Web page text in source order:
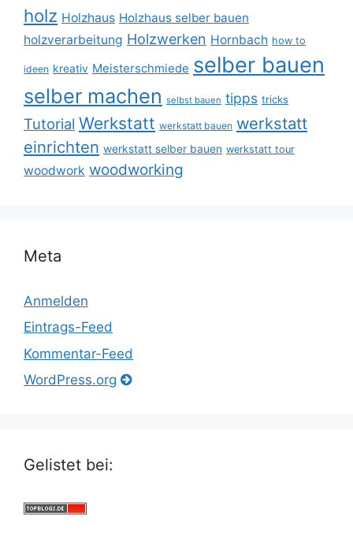
holz Holzhaus Holzhaus selber bauen
holzverarbeitung Holzwerken Hornbach how to
ideen kreativ Meisterschmiede selber bauen
selber machen selbst bauen tipps tricks
Tutorial Werkstatt werkstatt bauen werkstatt
einrichten werkstatt selber bauen werkstatt tour
woodwork woodworking
Meta
Anmelden
Eintrags-Feed
Kommentar-Feed
WordPress.org
Gelistet bei: